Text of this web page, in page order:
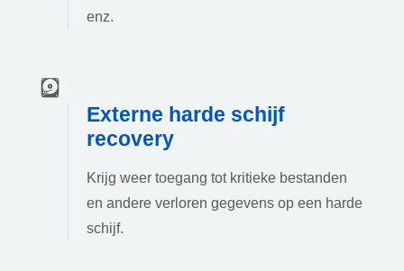
enz.
Externe harde schijf
recovery
Krijg weer toegang tot kritieke bestanden
en andere verloren gegevens op een harde
schijf.